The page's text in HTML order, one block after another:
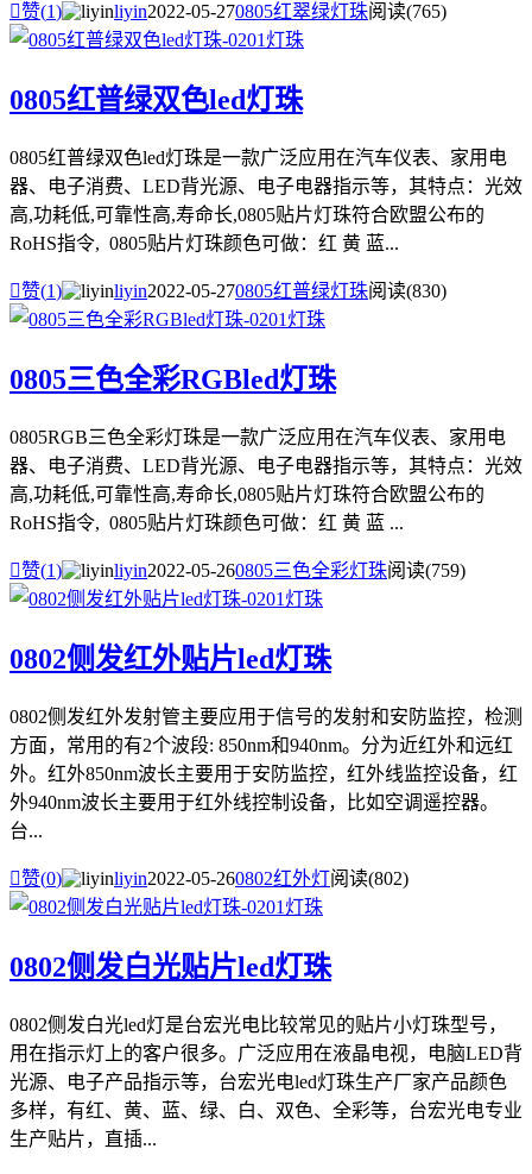
赞(1) liyin2022-05-270805红翠绿灯珠阅读(765)
0805红普绿双色led灯珠
0805红普绿双色led灯珠是一款广泛应用在汽车仪表、家用电
器、电子消费、LED背光源、电子电器指示等，其特点：光效
高,功耗低,可靠性高,寿命长,0805贴片灯珠符合欧盟公布的
RoHS指令, 0805贴片灯珠颜色可做：红 黄 蓝...
赞(1) liyin2022-05-270805红普绿灯珠阅读(830)
0805三色全彩RGBled灯珠
0805RGB三色全彩灯珠是一款广泛应用在汽车仪表、家用电
器、电子消费、LED背光源、电子电器指示等，其特点：光效
高,功耗低,可靠性高,寿命长,0805贴片灯珠符合欧盟公布的
RoHS指令, 0805贴片灯珠颜色可做：红 黄 蓝 ...
赞(1) liyin2022-05-260805三色全彩灯珠阅读(759)
0802侧发红外贴片led灯珠
0802侧发红外发射管主要应用于信号的发射和安防监控，检测
方面，常用的有2个波段: 850nm和940nm。分为近红外和远红
外。红外850nm波长主要用于安防监控，红外线监控设备，红
外940nm波长主要用于红外线控制设备，比如空调遥控器。
台...
赞(0) liyin2022-05-260802红外灯阅读(802)
0802侧发白光贴片led灯珠
0802侧发白光led灯是台宏光电比较常见的贴片小灯珠型号，
用在指示灯上的客户很多。广泛应用在液晶电视，电脑LED背
光源、电子产品指示等，台宏光电led灯珠生产厂家产品颜色
多样，有红、黄、蓝、绿、白、双色、全彩等，台宏光电专业
生产贴片，直插...